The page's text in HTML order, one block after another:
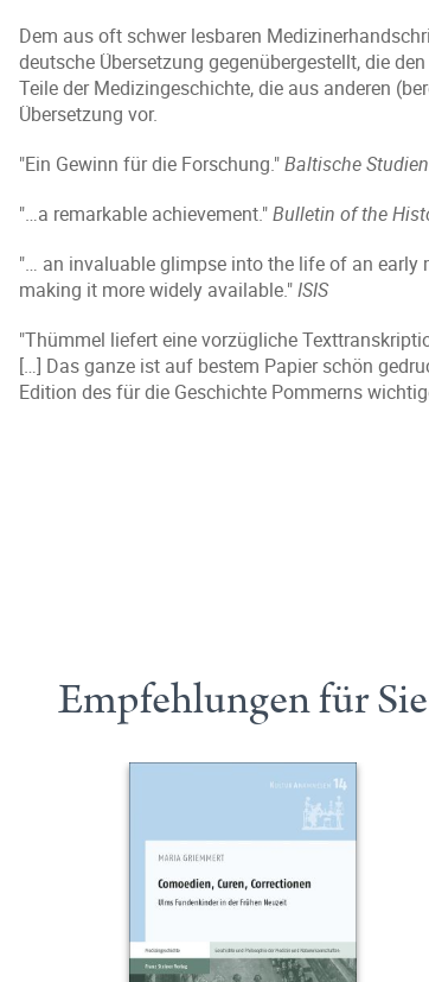
Dem aus oft schwer lesbaren
deutsche Übersetzung gegenübergestellt, die
Teile der Medizingeschichte, die aus anderen
Übersetzung vor.
"Ein Gewinn für die Forschung."Baltische Studien
"…a remarkable achievement."Bulletin of the
"… an invaluable glimpse into the life of an early
making it more widely available."ISIS
"Thümmel liefert eine vorzügliche
[…] Das ganze ist auf bestem Papier schön
Edition des für die Geschichte Pommerns
Empfehlungen für Sie